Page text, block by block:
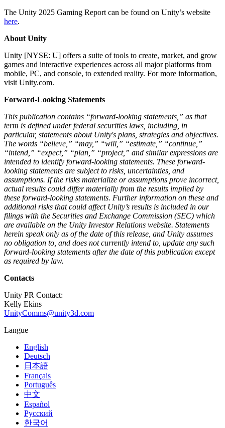
The Unity 2025 Gaming Report can be found on Unity’s website
here.
About Unity
Unity [NYSE: U] offers a suite of tools to create, market, and grow
games and interactive experiences across all major platforms from
mobile, PC, and console, to extended reality. For more information,
visit Unity.com.
Forward-Looking Statements
This publication contains “forward-looking statements,” as that
term is defined under federal securities laws, including, in
particular, statements about Unity's plans, strategies and objectives.
The words “believe,” “may,” “will,” “estimate,” “continue,”
“intend,” “expect,” “plan,” “project,” and similar expressions are
intended to identify forward-looking statements. These forward-
looking statements are subject to risks, uncertainties, and
assumptions. If the risks materialize or assumptions prove incorrect,
actual results could differ materially from the results implied by
these forward-looking statements. Further information on these and
additional risks that could affect Unity’s results is included in our
filings with the Securities and Exchange Commission (SEC) which
are available on the Unity Investor Relations website. Statements
herein speak only as of the date of this release, and Unity assumes
no obligation to, and does not currently intend to, update any such
forward-looking statements after the date of this publication except
as required by law.
Contacts
Unity PR Contact:
Kelly Ekins
UnityComms@unity3d.com
Langue
English
Deutsch
日本語
Français
Português
中文
Español
Русский
한국어